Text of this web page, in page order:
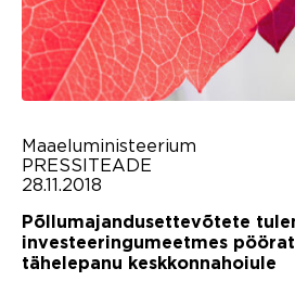
Maaeluministeerium
PRESSITEADE
28.11.2018
Põllumajandusettevõtete
investeeringumeetmes
tähelepanu keskkonnahoiule